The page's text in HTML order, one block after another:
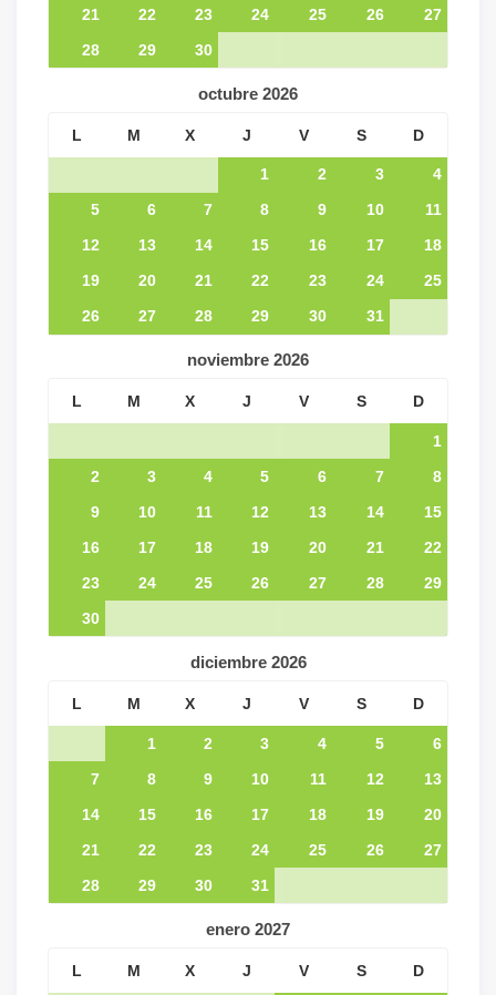
21
22 23 24 25 26
27
28
29 30
octubre 2026
L M X J V S D
1 2 3
4
5
6 7 8 9 10
11
12
13 14 15 16 17
18
19
20 21 22 23 24
25
26
27 28 29 30 31
noviembre 2026
L M X J V S D
1
2
3 4 5 6 7
8
9
10 11 12 13 14
15
16
17 18 19 20 21
22
23
24 25 26 27 28
29
30
diciembre 2026
L M X J V S D
1 2 3 4 5
6
7
8 9 10 11 12
13
14
15 16 17 18 19
20
21
22 23 24 25 26
27
28
29 30 31
enero 2027
L M X J V S D